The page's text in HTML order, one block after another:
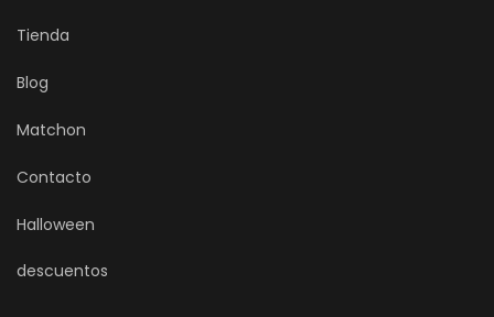
Tienda
Blog
Matchon
Contacto
Halloween
descuentos